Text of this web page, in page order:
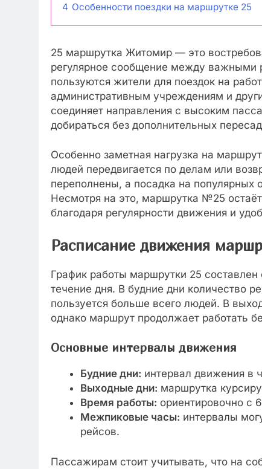
4 Особенности поездки на маршрутке 25
25 маршрутка Житомир — это
регулярное сообщение между важными
пользуются жители для поездок на
административным учреждениям и
соединяет направления с высоким
добираться без дополнительных
Особенно заметная нагрузка на
людей передвигается по делам или
переполнены, а посадка на
Несмотря на это, маршрутка №25
благодаря регулярности движения и
Расписание движения
График работы маршрутки 25
течение дня. В будние дни количество
пользуется больше всего людей. В
однако маршрут продолжает работать
Основные интервалы движения
Будние дни: интервал движения в
Выходные дни: маршрутка
Время работы: ориентировочно с
Межпиковые часы: интервалы
рейсов.
Пассажирам стоит учитывать, что на